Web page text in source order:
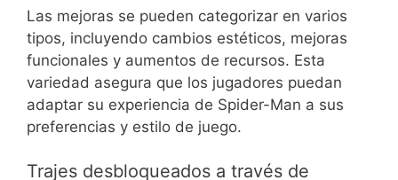
Las mejoras se pueden categorizar en varios
tipos, incluyendo cambios estéticos, mejoras
funcionales y aumentos de recursos. Esta
variedad asegura que los jugadores puedan
adaptar su experiencia de Spider-Man a sus
preferencias y estilo de juego.
Trajes desbloqueados a través de